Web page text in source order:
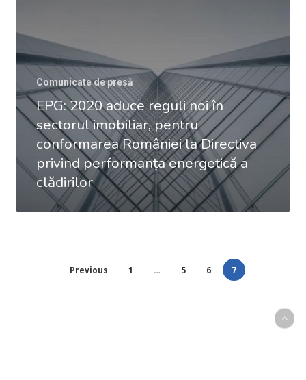
Comunicate de presă
EPG: 2020 aduce reguli noi în
sectorul imobiliar, pentru
conformarea României la Directiva
privind performanța energetică a
clădirilor
Previous 1 … 5 6 7